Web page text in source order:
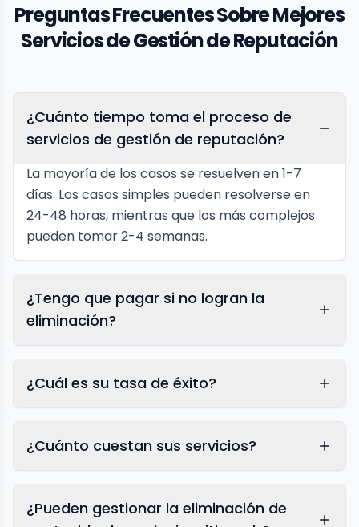
Preguntas Frecuentes Sobre Mejores
Servicios de Gestión de Reputación
¿Cuánto tiempo toma el proceso de
servicios de gestión de reputación?
La mayoría de los casos se resuelven en 1-7
días. Los casos simples pueden resolverse en
24-48 horas, mientras que los más complejos
pueden tomar 2-4 semanas.
¿Tengo que pagar si no logran la
eliminación?
¿Cuál es su tasa de éxito?
¿Cuánto cuestan sus servicios?
¿Pueden gestionar la eliminación de